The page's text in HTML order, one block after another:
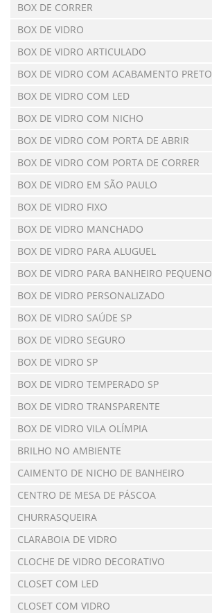
BOX DE CORRER
BOX DE VIDRO
BOX DE VIDRO ARTICULADO
BOX DE VIDRO COM ACABAMENTO PRETO
BOX DE VIDRO COM LED
BOX DE VIDRO COM NICHO
BOX DE VIDRO COM PORTA DE ABRIR
BOX DE VIDRO COM PORTA DE CORRER
BOX DE VIDRO EM SÃO PAULO
BOX DE VIDRO FIXO
BOX DE VIDRO MANCHADO
BOX DE VIDRO PARA ALUGUEL
BOX DE VIDRO PARA BANHEIRO PEQUENO
BOX DE VIDRO PERSONALIZADO
BOX DE VIDRO SAÚDE SP
BOX DE VIDRO SEGURO
BOX DE VIDRO SP
BOX DE VIDRO TEMPERADO SP
BOX DE VIDRO TRANSPARENTE
BOX DE VIDRO VILA OLÍMPIA
BRILHO NO AMBIENTE
CAIMENTO DE NICHO DE BANHEIRO
CENTRO DE MESA DE PÁSCOA
CHURRASQUEIRA
CLARABOIA DE VIDRO
CLOCHE DE VIDRO DECORATIVO
CLOSET COM LED
CLOSET COM VIDRO